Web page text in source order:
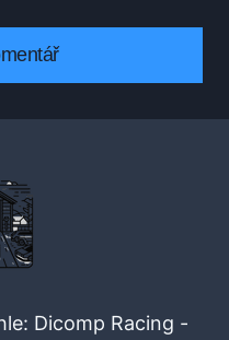
Dicomp Racing -